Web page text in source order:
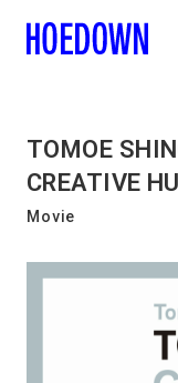
TOMOE
CREATIVE
Movie